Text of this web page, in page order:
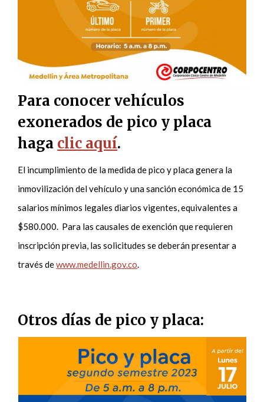
Para conocer vehículos
exonerados de pico y placa
haga clic aquí.
El incumplimiento de la medida de pico y placa genera la
inmovilización del vehículo y una sanción económica de 15
salarios mínimos legales diarios vigentes, equivalentes a
$580.000. Para las causales de exención que requieren
inscripción previa, las solicitudes se deberán presentar a
través dewww.medellin.gov.co.
Otros días de pico y placa: